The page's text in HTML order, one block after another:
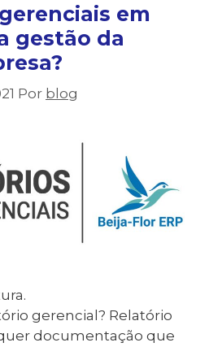
em
gestão da
Por blog
gerencial? Relatório
documentação que